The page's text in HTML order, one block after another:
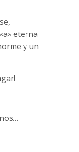
eterna
y un